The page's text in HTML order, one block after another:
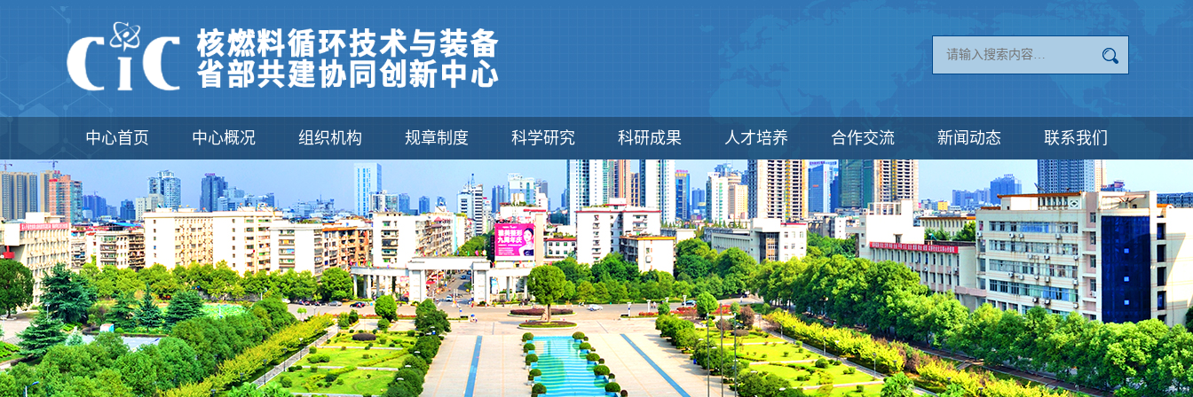
中心首页 中心概况 组织机构 规章制度 科学研究 科研成果 人才培养 合作交流 新闻动态 联系我们